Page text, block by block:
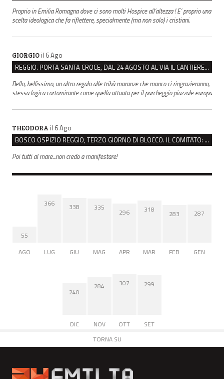
Proprio in Emilia Romagna dove ci sono molti Hospice all’altezza ! E’ proprio una
scelta ideologica che fa riflettere, specialmente (ma non solo) i cristiani.
GIORGIO il 6 Ago
REGGIO. PORTA SANTA CROCE, DAL 24 AGOSTO AL VIA IL CANTIERE PER IL NUOVO COLLETTORE FOGNARIO
Bello, bellissimo, un altro regalo alle tribù maranze che manco ci ringrazieranno,
stessa logica cortomirante come quella attuata per il parcheggio piazzale europa
THEODORA il 6 Ago
BOSCO OSPIZIO REGGIO, TERZO GIORNO DI BLOCCO. IL COMITATO: “PRESIDIO FINO A VENERDÌ”
Poi tutti al mare...non credo a manifestare!
55
AGO
366
LUG
338
GIU
335
MAG
296
APR
318
MAR
283
FEB
287
GEN
240
DIC
284
NOV
307
OTT
299
SET
TORNA SU